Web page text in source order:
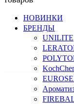
НОВИНКИ
БРЕНДЫ
UNILITE